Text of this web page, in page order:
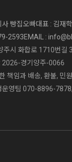
사 빵집오빠대표 : 김재학
2593EMAIL :
주시 화합로 1710번길
2026-경기양주-0066
책임과 배송, 환불, 민
운영팀 070-8896-